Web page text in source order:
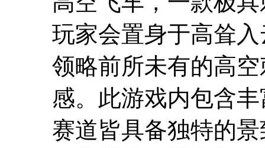
玩家会置身于高耸
领略前所未有的高
感。此游戏内包含
赛道皆具备独特的